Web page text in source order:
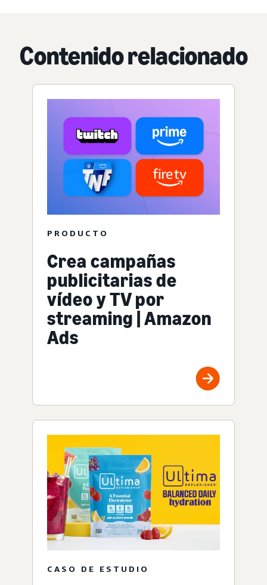
Contenido relacionado
PRODUCTO
Crea campañas
publicitarias de
vídeo y TV por
streaming | Amazon
Ads
CASO DE ESTUDIO